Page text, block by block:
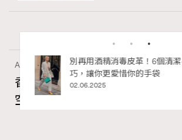
Art
香港故宮文化博物館《城中一
空的格物實驗》以當代視角重構
的顯
別再用酒精消毒皮革！6個清
巧，讓你更愛惜你的手袋
02.06.2025